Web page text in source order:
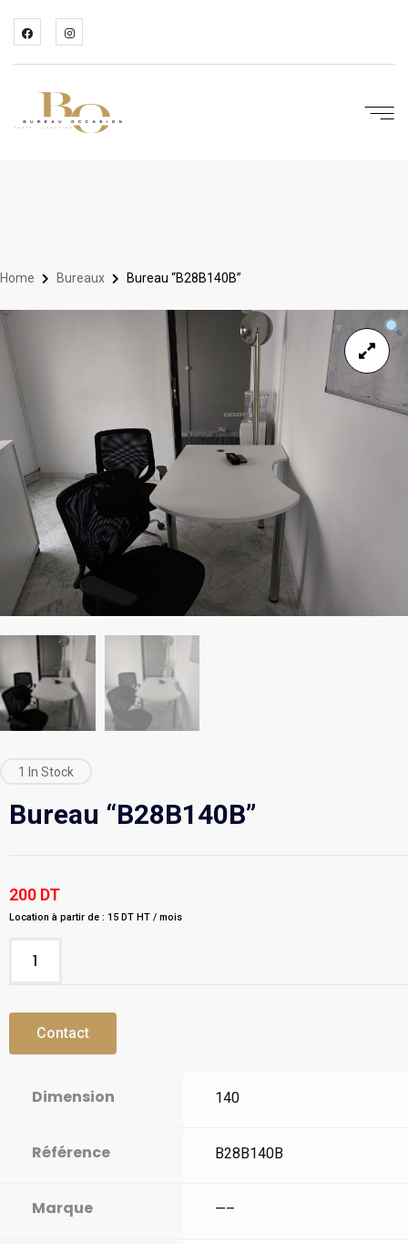
Home Bureaux Bureau “B28B140B”
1 In Stock
Bureau “B28B140B”
200 DT
Location à partir de : 15 DT HT / mois
Contact
Dimension 140
Référence B28B140B
Marque —–